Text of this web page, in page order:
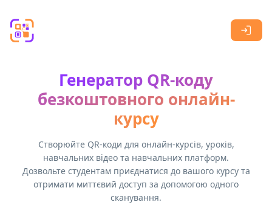
Генератор QR-коду
безкоштовного онлайн-
курсу
Створюйте QR-коди для онлайн-курсів, уроків,
навчальних відео та навчальних платформ.
Дозвольте студентам приєднатися до вашого курсу та
отримати миттєвий доступ за допомогою одного
сканування.